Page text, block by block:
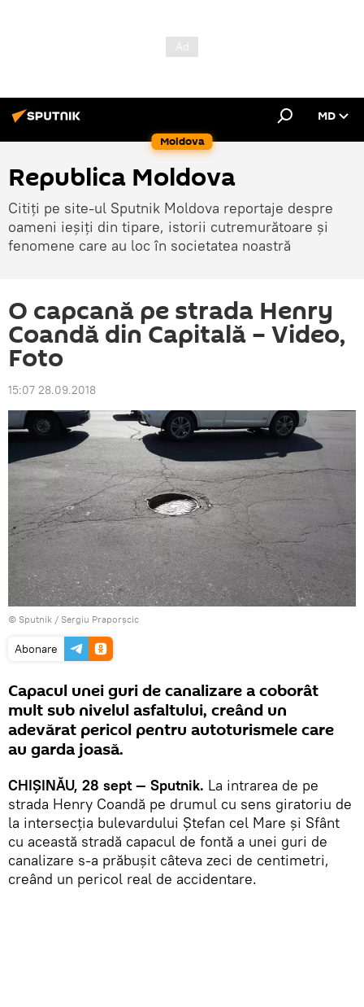
Moldova
MD
Republica Moldova
Citiți pe site-ul Sputnik Moldova reportaje despre
oameni ieșiți din tipare, istorii cutremurătoare și
fenomene care au loc în societatea noastră
O capcană pe strada Henry
Coandă din Capitală – Video,
Foto
15:07 28.09.2018
© Sputnik / Sergiu Praporșcic
Abonare
Capacul unei guri de canalizare a coborât
mult sub nivelul asfaltului, creând un
adevărat pericol pentru autoturismele care
au garda joasă.
CHIȘINĂU, 28 sept — Sputnik. La intrarea de pe
strada Henry Coandă pe drumul cu sens giratoriu de
la intersecția bulevardului Ștefan cel Mare și Sfânt
cu această stradă capacul de fontă a unei guri de
canalizare s-a prăbușit câteva zeci de centimetri,
creând un pericol real de accidentare.